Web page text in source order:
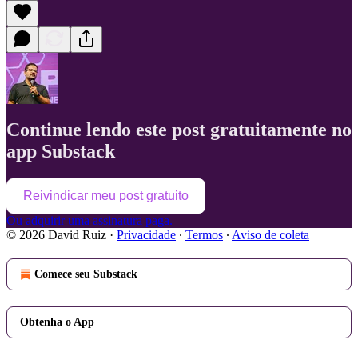
Continue lendo este post gratuitamente no
app Substack
Reivindicar meu post gratuito
Ou adquirir uma assinatura paga.
© 2026 David Ruiz · Privacidade ∙ Termos ∙ Aviso de coleta
Comece seu Substack
Obtenha o App